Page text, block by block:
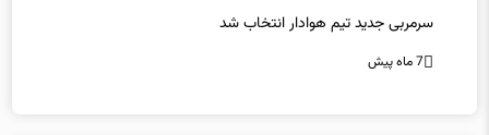
سرمربی جدید تیم هوادار انتخاب شد
7 ماه پیش